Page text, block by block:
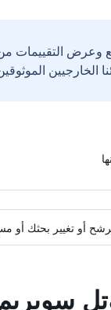
وعرض التقييمات
مرشح أو تغيير بحثك